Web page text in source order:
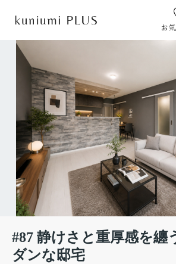
お
#87 静けさと重厚感を纏
ダンな邸宅